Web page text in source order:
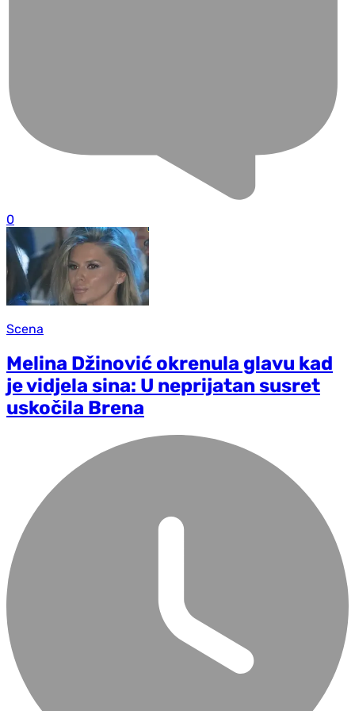
0
Scena
Melina Džinović okrenula glavu kad
je vidjela sina: U neprijatan susret
uskočila Brena